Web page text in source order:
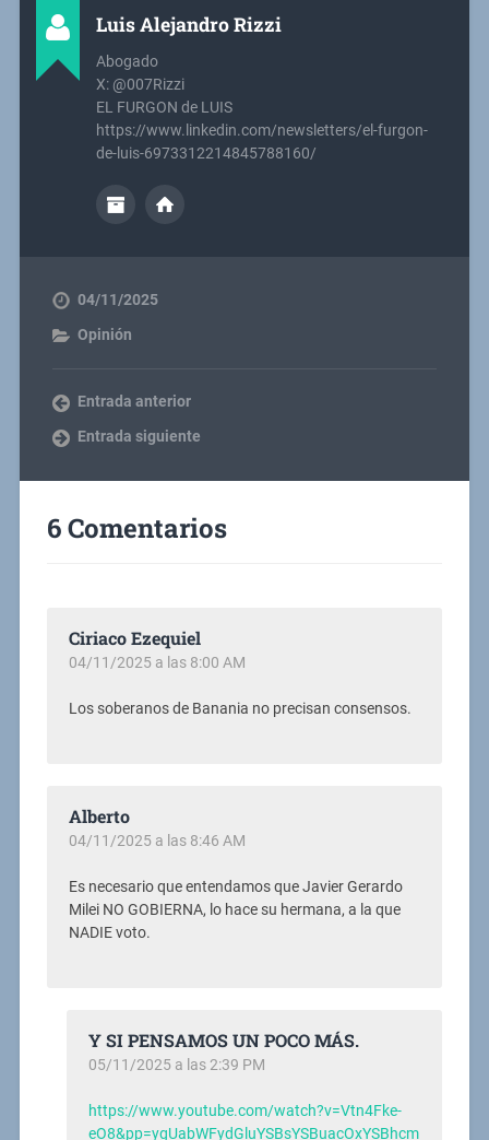
Luis Alejandro Rizzi
Abogado
X: @007Rizzi
EL FURGON de LUIS
https://www.linkedin.com/newsletters/el-furgon-
de-luis-6973312214845788160/
04/11/2025
Opinión
Entrada anterior
Entrada siguiente
6 Comentarios
Ciriaco Ezequiel
04/11/2025 a las 8:00 AM
Los soberanos de Banania no precisan consensos.
Alberto
04/11/2025 a las 8:46 AM
Es necesario que entendamos que Javier Gerardo
Milei NO GOBIERNA, lo hace su hermana, a la que
NADIE voto.
Y SI PENSAMOS UN POCO MÁS.
05/11/2025 a las 2:39 PM
https://www.youtube.com/watch?v=Vtn4Fke-
eO8&pp=ygUabWFydGluYSBsYSBuacOxYSBhcm